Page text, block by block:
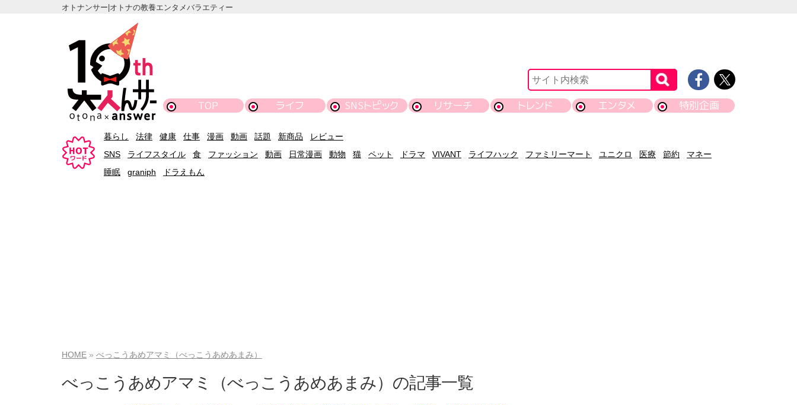
オトナンサー|オトナの教養エンタメバラエティー
TOP ライフ SNSトピック リサーチ トレンド エンタメ 特別企画
暮らし 法律 健康 仕事 漫画 動画 話題 新商品
レビュー
SNS
ライフスタイル 食 ファッション 動画 日常漫画 動物 猫 ペット ドラマ VIVANT ライフハック ファミリーマート ユニクロ 医療 節約
マネー
睡眠
graniph ドラえもん
HOME べっこうあめアマミ（べっこうあめあまみ）
べっこうあめアマミ（べっこうあめあまみ）の記事一覧